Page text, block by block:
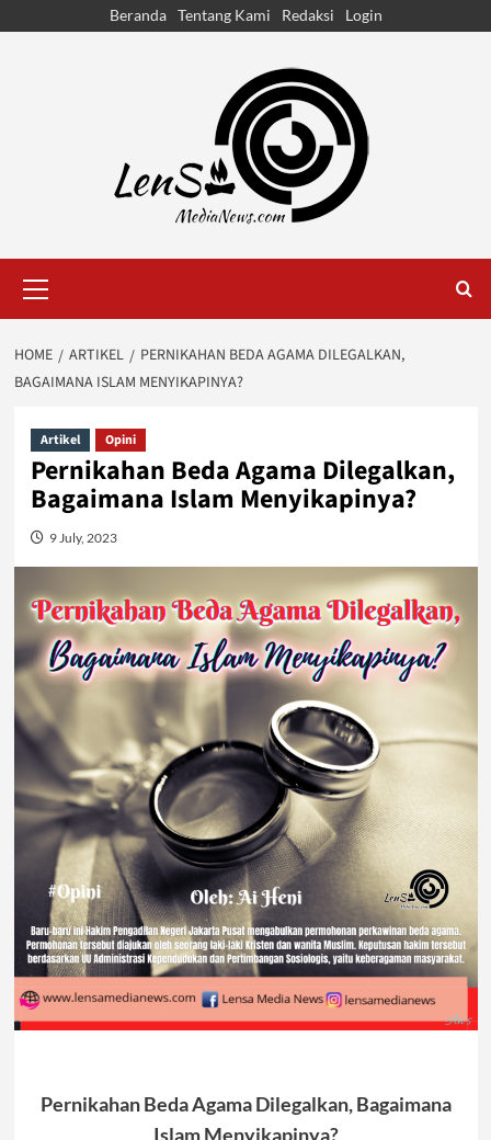
Beranda Tentang Kami Redaksi Login
Menu
HOME ARTIKEL
PERNIKAHAN BEDA AGAMA DILEGALKAN,
BAGAIMANA ISLAM MENYIKAPINYA?
Artikel Opini
Pernikahan Beda Agama Dilegalkan,
Bagaimana Islam Menyikapinya?
9 July, 2023
Pernikahan Beda Agama Dilegalkan, Bagaimana
Islam Menyikapinya?